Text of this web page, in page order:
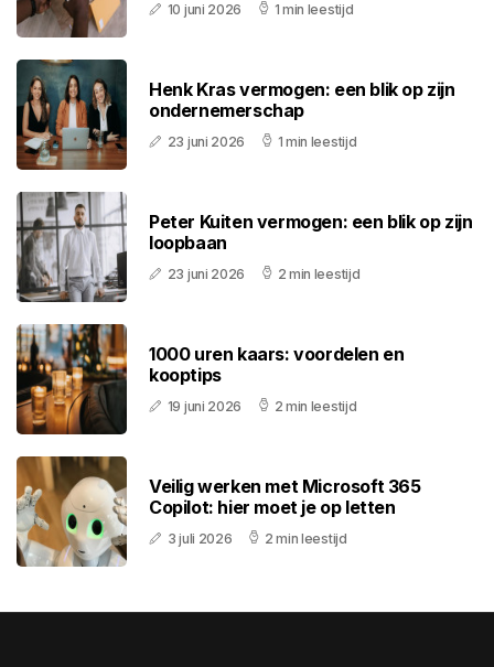
10 juni 2026 1 min leestijd
Henk Kras vermogen: een blik op zijn
ondernemerschap
23 juni 2026 1 min leestijd
Peter Kuiten vermogen: een blik op zijn
loopbaan
23 juni 2026 2 min leestijd
1000 uren kaars: voordelen en
kooptips
19 juni 2026 2 min leestijd
Veilig werken met Microsoft 365
Copilot: hier moet je op letten
3 juli 2026 2 min leestijd